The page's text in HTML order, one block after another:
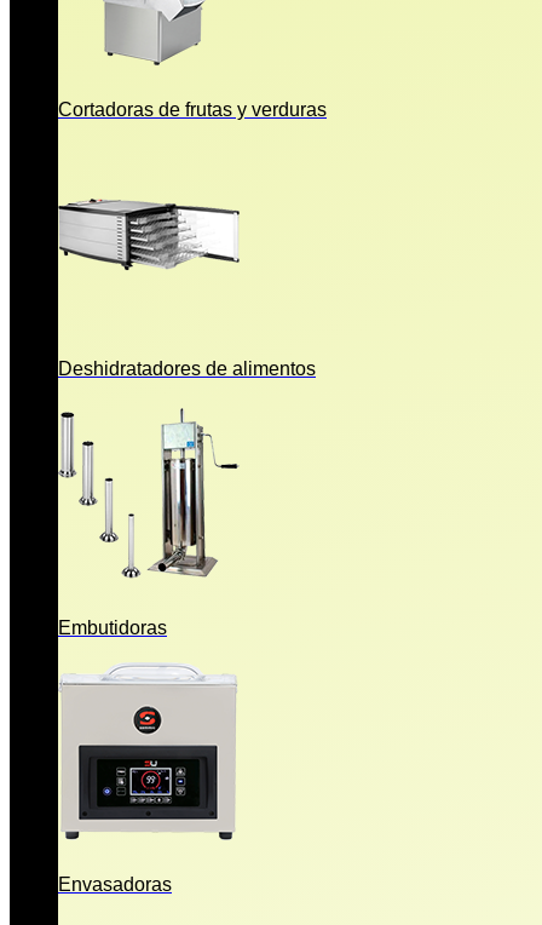
Cortadoras de frutas y verduras
Deshidratadores de alimentos
Embutidoras
Envasadoras